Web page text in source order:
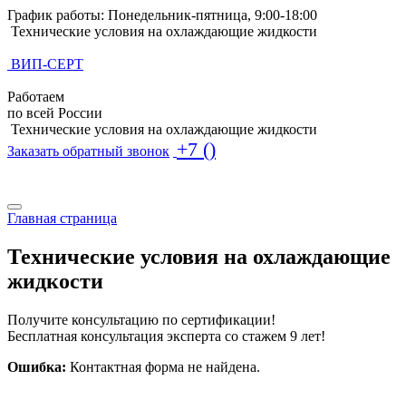
График работы: Понедельник-пятница, 9:00-18:00
Технические условия на охлаждающие жидкости
ВИП-СЕРТ
Работаем
по всей России
Технические условия на охлаждающие жидкости
Заказать обратный звонок +7 ()
Главная страница
Технические условия на охлаждающие
жидкости
Получите консультацию по сертификации!
Бесплатная консультация эксперта со стажем 9 лет!
Ошибка: Контактная форма не найдена.